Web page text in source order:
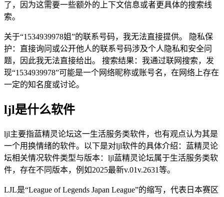
了，因为这需要一些额外的上下文信息或者更具体的搜索线
索。
关于“1534939978姐”的联系号码，我无法直接提供。 隐私保
护：直接询问或公开他人的联系号码涉及个人隐私和安全问
题，因此我无法直接给出。 搜索结果：我通过联网搜索，发
现“1534939978”可能是一个网络昵称或账号名，在网络上存在
一定的知名度或讨论。
ljl是什么软件
ljl主要指蓝精灵论坛这一生活服务类软件，也有观点认为其是
一个用换情绪的软件。以下是对ljl软件的具体介绍：蓝精灵论
坛相关情况软件类型与版本：ljl蓝精灵论坛属于生活服务类软
件，存在不同版本，例如2025最新v.01v.2631等。
LJL是“League of Legends Japan League”的缩写，代表日本赛区